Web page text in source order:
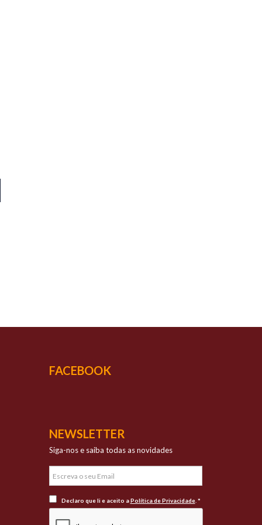
FACEBOOK
NEWSLETTER
Siga-nos e saiba todas as novidades
Declaro que li e aceito aPolítica de Privacidade. *